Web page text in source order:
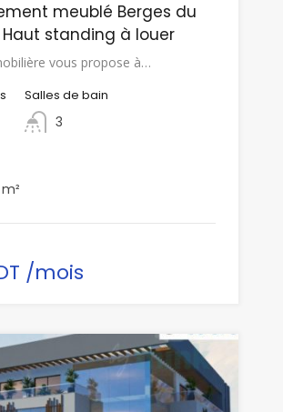
meublé Berges du
Haut standing à louer
vous propose à…
Salles de bain
3
m²
/mois